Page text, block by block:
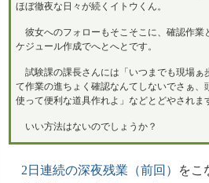
ほぼ徹夜な日々が続くイトウくん。
彼女へのフォローもそこそこに、確認作業
ケジュール作成でへとへとです。
試験課の課長さんには「いつまでも現場ぁ
て作業の進ちょく確認なんてしないでさぁ、
使って便利な道具作れよ」などとどやされま
いい方法はないのでしょうか？
2日連続の深夜残業（前回）
をこ